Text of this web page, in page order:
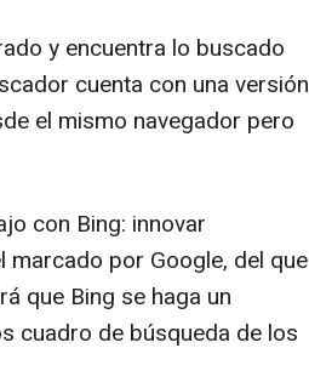
y encuentra lo buscado
cuenta con una versión
el mismo navegador pero
con Bing: innovar
marcado por Google, del que
que Bing se haga un
cuadro de búsqueda de los